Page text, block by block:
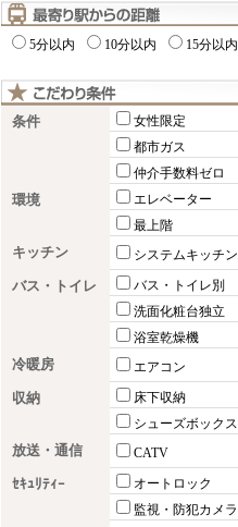
5分以内 10分以内 15分以内
条件 女性限定
都市ガス
仲介手数料ゼロ
環境 エレベーター
最上階
キッチン システムキッチン
バス・トイレ バス・トイレ別
洗面化粧台独立
浴室乾燥機
冷暖房 エアコン
収納 床下収納
シューズボックス
放送・通信 CATV
ｾｷｭﾘﾃｨｰ オートロック
監視・防犯カメラ